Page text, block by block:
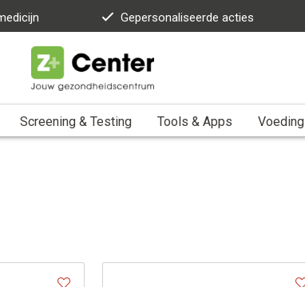
Gepersonaliseerde acties
Screening & Testing Tools & Apps Voeding